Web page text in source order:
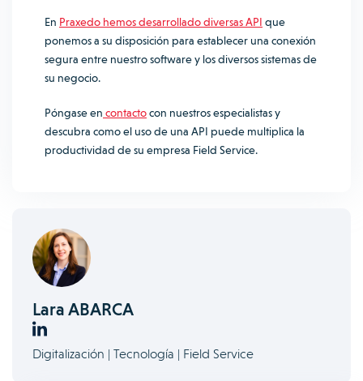
En Praxedo hemos desarrollado diversas API que
ponemos a su disposición para establecer una conexión
segura entre nuestro software y los diversos sistemas de
su negocio.
Póngase en contactocon nuestros especialistas y
descubra comoel uso de una API puede multiplica la
productividad de su empresa Field Service.
Lara ABARCA
Digitalización | Tecnología | Field Service